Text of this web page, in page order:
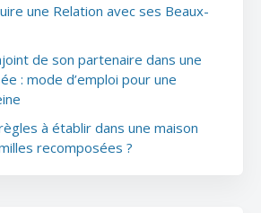
une Relation avec ses Beaux-
de son partenaire dans une
: mode d’emploi pour une
à établir dans une maison
recomposées ?